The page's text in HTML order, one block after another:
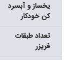
یخساز و آبسرد
کن خودکار
تعداد طبقات
فریزر